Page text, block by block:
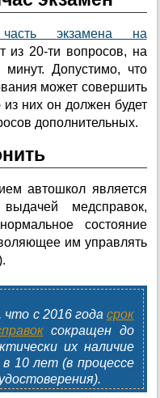
часть экзамена на
из 20-ти вопросов, на
Допустимо, что
может совершить
них он должен будет
дополнительных.
автошкол является
медсправок,
состояние
им управлять
с 2016 года срок
сокращен до
их наличие
10 лет (в процессе